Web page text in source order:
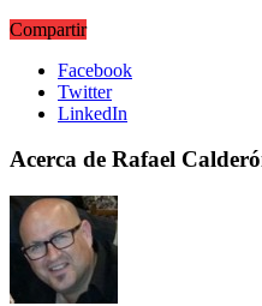
Compartir
Facebook
Twitter
LinkedIn
Acerca de Rafael